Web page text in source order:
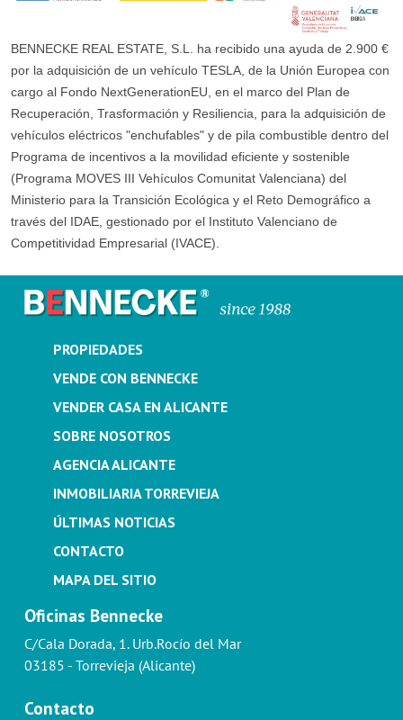
BENNECKE REAL ESTATE, S.L. ha recibido una ayuda de 2.900 €
por la adquisición de un vehículo TESLA, de la Unión Europea con
cargo al Fondo NextGenerationEU, en el marco del Plan de
Recuperación, Trasformación y Resiliencia, para la adquisición de
vehículos eléctricos "enchufables" y de pila combustible dentro del
Programa de incentivos a la movilidad eficiente y sostenible
(Programa MOVES III Vehículos Comunitat Valenciana) del
Ministerio para la Transición Ecológica y el Reto Demográfico a
través del IDAE, gestionado por el Instituto Valenciano de
Competitividad Empresarial (IVACE).
PROPIEDADES
VENDE CON BENNECKE
VENDER CASA EN ALICANTE
SOBRE NOSOTROS
AGENCIA ALICANTE
INMOBILIARIA TORREVIEJA
ÚLTIMAS NOTICIAS
CONTACTO
MAPA DEL SITIO
Oficinas Bennecke
C/Cala Dorada, 1. Urb.Rocío del Mar
03185 - Torrevieja (Alicante)
Contacto